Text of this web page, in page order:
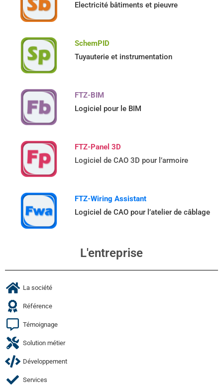
Electricité bâtiments et pieuvre
SchemPID
Tuyauterie et instrumentation
FTZ-BIM
Logiciel pour le BIM
FTZ-Panel 3D
Logiciel de CAO 3D pour l’armoire
FTZ-Wiring Assistant
Logiciel de CAO pour l’atelier de câblage
L'entreprise
La société
Référence
Témoignage
Solution métier
Développement
Services